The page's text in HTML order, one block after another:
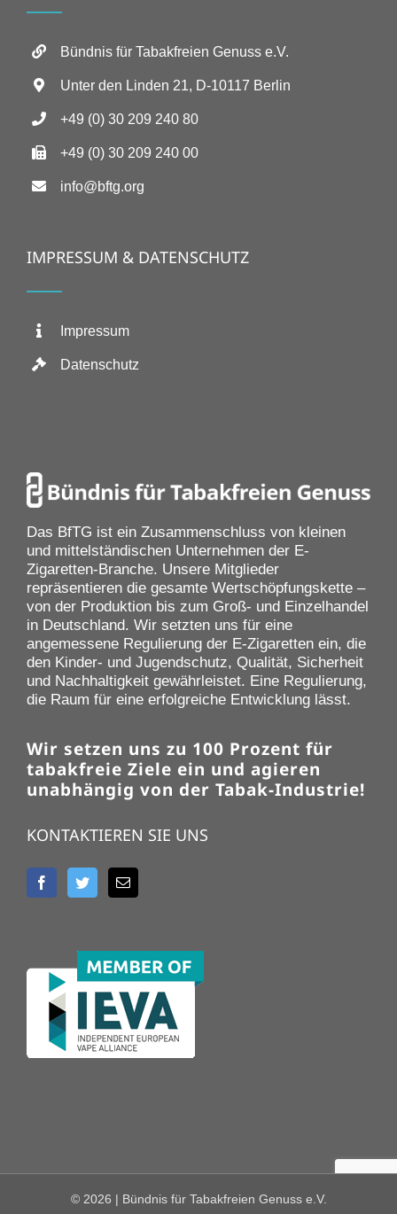
Bündnis für Tabakfreien Genuss e.V.
Unter den Linden 21, D-10117 Berlin
+49 (0) 30 209 240 80
+49 (0) 30 209 240 00
info@bftg.org
IMPRESSUM & DATENSCHUTZ
Impressum
Datenschutz
Das BfTG ist ein Zusammenschluss von kleinen
und mittelständischen Unternehmen der E-
Zigaretten-Branche. Unsere Mitglieder
repräsentieren die gesamte Wertschöpfungskette –
von der Produktion bis zum Groß- und Einzelhandel
in Deutschland. Wir setzten uns für eine
angemessene Regulierung der E-Zigaretten ein, die
den Kinder- und Jugendschutz, Qualität, Sicherheit
und Nachhaltigkeit gewährleistet. Eine Regulierung,
die Raum für eine erfolgreiche Entwicklung lässt.
Wir setzen uns zu 100 Prozent für
tabakfreie Ziele ein und agieren
unabhängig von der Tabak-Industrie!
KONTAKTIEREN SIE UNS
© 2026 | Bündnis für Tabakfreien Genuss e.V.